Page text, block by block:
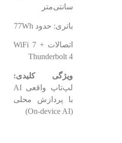
سانتی‌متر
باتری: حدود 77Wh
اتصالات WiFi 7 +
Thunderbolt 4
ویژگی کلیدی:
لپ‌تاپ واقعی AI
با پردازش محلی
(On-device AI)